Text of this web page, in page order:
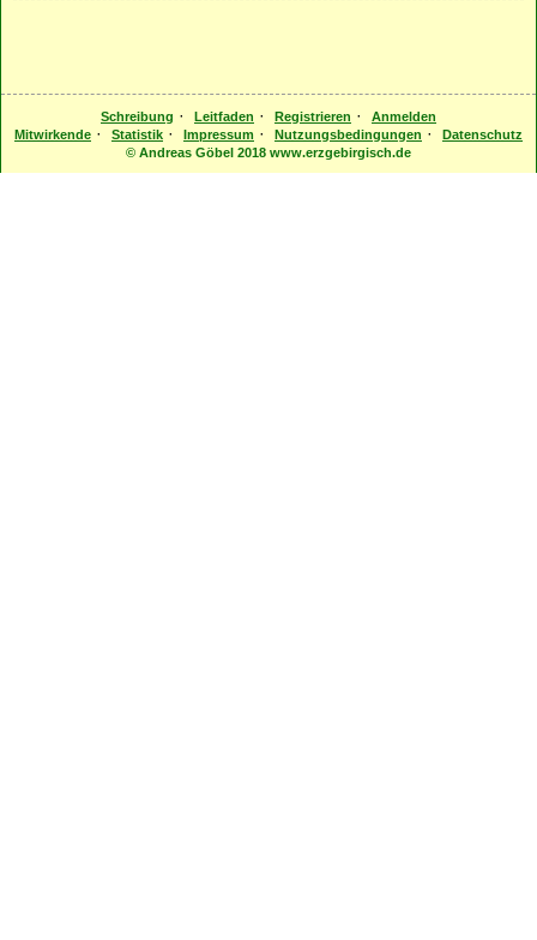
Schreibung · Leitfaden · Registrieren ·
Anmelden
Mitwirkende · Statistik · Impressum · Nutzungsbedingungen ·
Datenschutz
© Andreas Göbel 2018 www.erzgebirgisch.de